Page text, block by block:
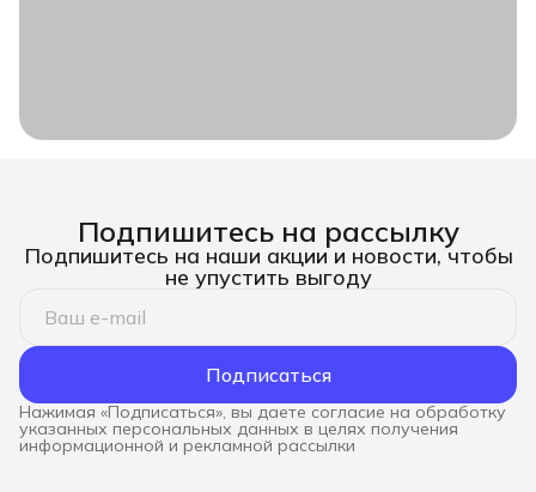
Подпишитесь на рассылку
Подпишитесь на наши акции и новости, чтобы
не упустить выгоду
Подписаться
Нажимая «Подписаться», вы даете согласие на обработку
указанных персональных данных в целях получения
информационной и рекламной рассылки